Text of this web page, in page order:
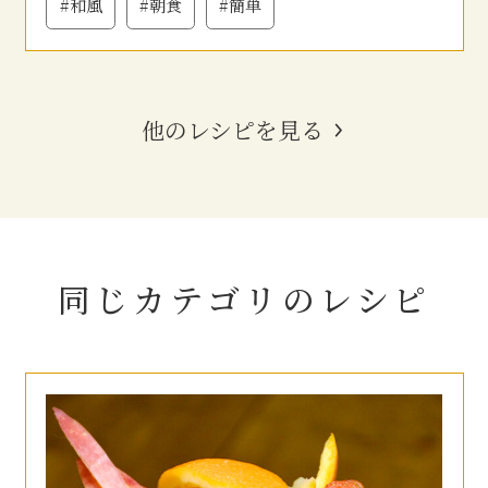
#和風 #朝食 #簡単
他のレシピを見る
同じカテゴリの レシピ